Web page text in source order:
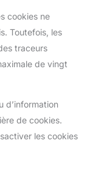
cookies ne
Toutefois, les
traceurs
de vingt
d’information
de cookies.
les cookies